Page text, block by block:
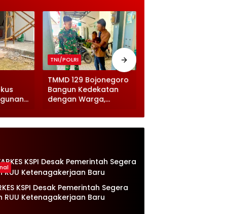
TNI/POLRI
TMMD 129 Bojonegoro
Bangun Kedekatan
dengan Warga,
Gendong Balita Viral
KSPI Desak Pemerintah Segera
RUU Ketenagakerjaan Baru